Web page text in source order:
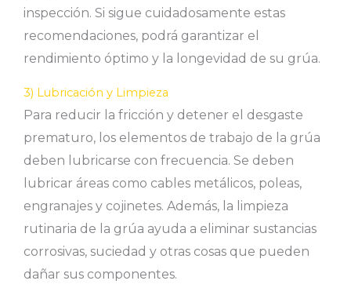
inspección. Si sigue cuidadosamente estas
recomendaciones, podrá garantizar el
rendimiento óptimo y la longevidad de su grúa.
3) Lubricación y Limpieza
Para reducir la fricción y detener el desgaste
prematuro, los elementos de trabajo de la grúa
deben lubricarse con frecuencia. Se deben
lubricar áreas como cables metálicos, poleas,
engranajes y cojinetes. Además, la limpieza
rutinaria de la grúa ayuda a eliminar sustancias
corrosivas, suciedad y otras cosas que pueden
dañar sus componentes.